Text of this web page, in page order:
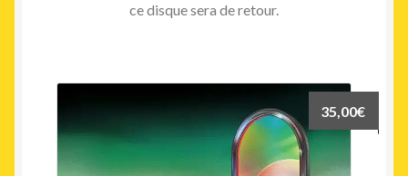
ce disque sera de retour.
35,00€